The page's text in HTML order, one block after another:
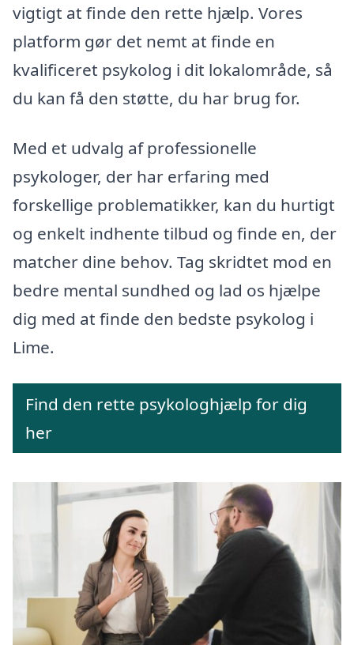
vigtigt at finde den rette hjælp. Vores
platform gør det nemt at finde en
kvalificeret psykolog i dit lokalområde, så
du kan få den støtte, du har brug for.
Med et udvalg af professionelle
psykologer, der har erfaring med
forskellige problematikker, kan du hurtigt
og enkelt indhente tilbud og finde en, der
matcher dine behov. Tag skridtet mod en
bedre mental sundhed og lad os hjælpe
dig med at finde den bedste psykolog i
Lime.
Find den rette psykologhjælp for dig
her